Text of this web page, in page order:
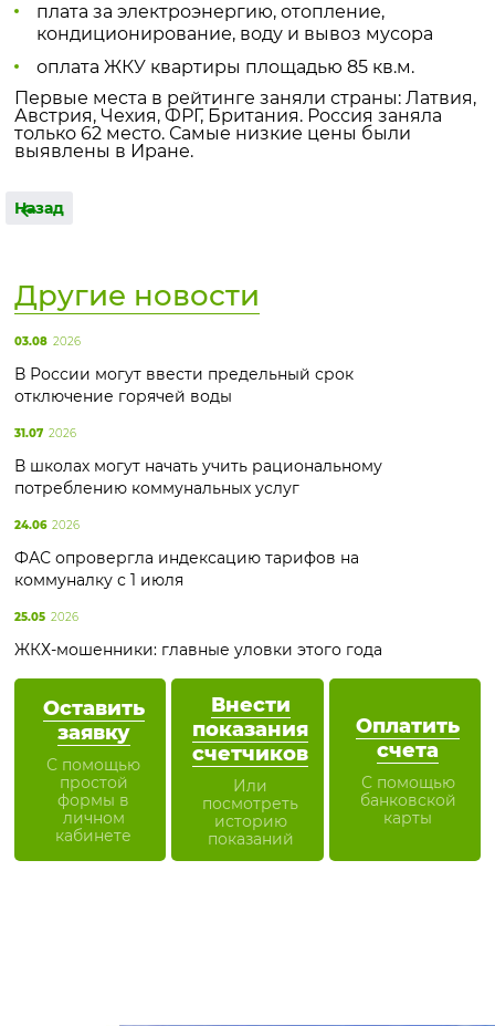
плата за электроэнергию, отопление,
кондиционирование, воду и вывоз мусора
оплата ЖКУ квартиры площадью 85 кв.м.
Первые места в рейтинге заняли страны: Латвия,
Австрия, Чехия, ФРГ, Британия. Россия заняла
только 62 место. Самые низкие цены были
выявлены в Иране.
Назад
Оставить
заявку
С помощью
простой
формы в
личном
кабинете
Внести
показания
счетчиков
Или
посмотреть
историю
показаний
Оплатить
счета
С помощью
банковской
карты
Другие новости
03.08 2026
В России могут ввести предельный срок
отключение горячей воды
31.07 2026
В школах могут начать учить рациональному
потреблению коммунальных услуг
24.06 2026
ФАС опровергла индексацию тарифов на
коммуналку с 1 июля
25.05 2026
ЖКХ-мошенники: главные уловки этого года